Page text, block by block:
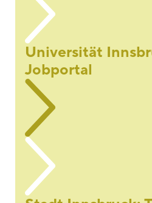
Universität
Jobportal